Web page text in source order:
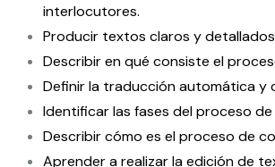
interlocutores.
Producir textos claros y
Describir en qué consiste el
Definir la traducción automática
Identificar las fases del proceso
Describir cómo es el proceso de
Aprender a realizar la edición de